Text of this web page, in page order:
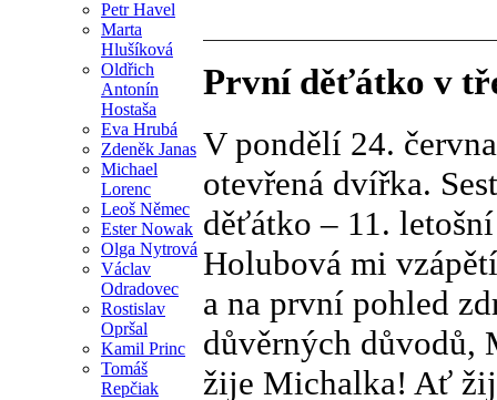
Petr Havel
Marta
Hlušíková
Oldřich
Antonín
Hostaša
Eva Hrubá
Zdeněk Janas
Michael
Lorenc
Leoš Němec
Ester Nowak
Olga Nytrová
Václav
Odradovec
Rostislav
Opršal
Kamil Princ
Tomáš
Repčiak
První děťátko v
V pondělí 24.
otevřená dvířka.
děťátko – 11.
Holubová mi
a na první pohled
důvěrných
žije Michalka! Ať